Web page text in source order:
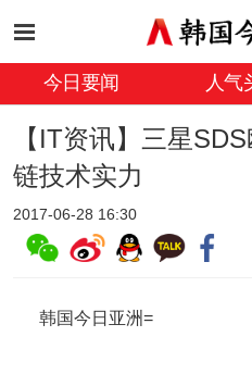
今日要闻 人气
【IT资讯】三星
链技术实力
2017-06-28 16:30
韩国今日亚洲=